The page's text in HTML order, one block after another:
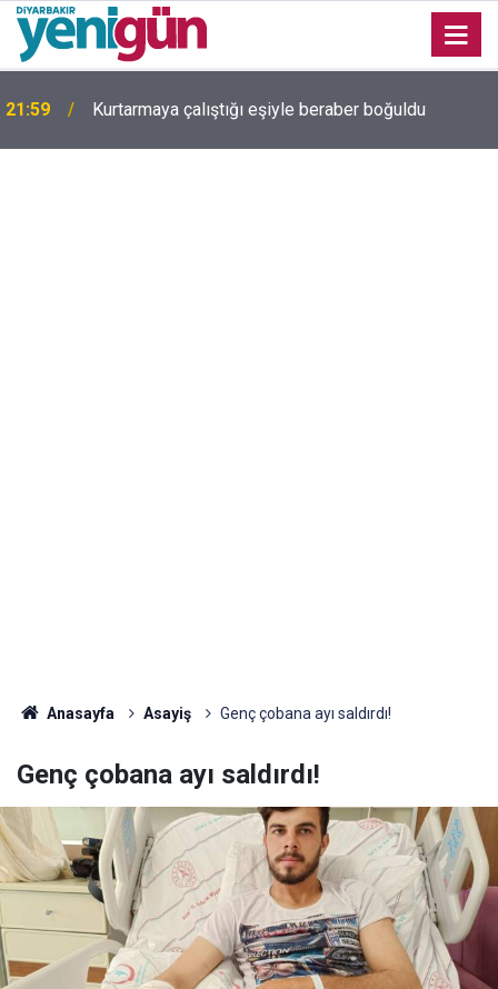
21:47
yararlanabilecek, şartlar neler?
Anasayfa Asayiş Genç çobana ayı saldırdı!
Genç çobana ayı saldırdı!